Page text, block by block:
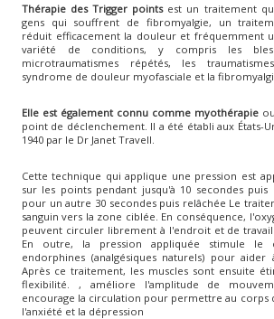
Thérapie des Trigger pointsest un traitement
gens qui souffrent de fibromyalgie, un
réduit efficacement la douleur et fréquemment
variété de conditions, y compris les
microtraumatismes répétés, les
syndrome de douleur myofasciale et la
Elle est également connu comme myothérapie
point de déclenchement. Il a été établi aux États-
1940 par le Dr Janet Travell.
Cette technique qui applique une pression est
sur les points pendant jusqu'à 10 secondes puis
pour un autre 30 secondes puis relâchée Le
sanguin vers la zone ciblée. En conséquence,
peuvent circuler librement à l'endroit et de
En outre, la pression appliquée stimule le
endorphines (analgésiques naturels) pour
Après ce traitement, les muscles sont ensuite
flexibilité. , améliore l'amplitude de
encourage la circulation pour permettre au corps
l'anxiété et la dépression